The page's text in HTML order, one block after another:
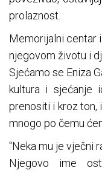
prolaznost.
Memorijalni centar
njegovom životu i
Sjećamo se Eniza
kultura i sjećanje
prenositi i kroz ton,
mnogo po čemu
"Neka mu je vječni
Njegovo ime